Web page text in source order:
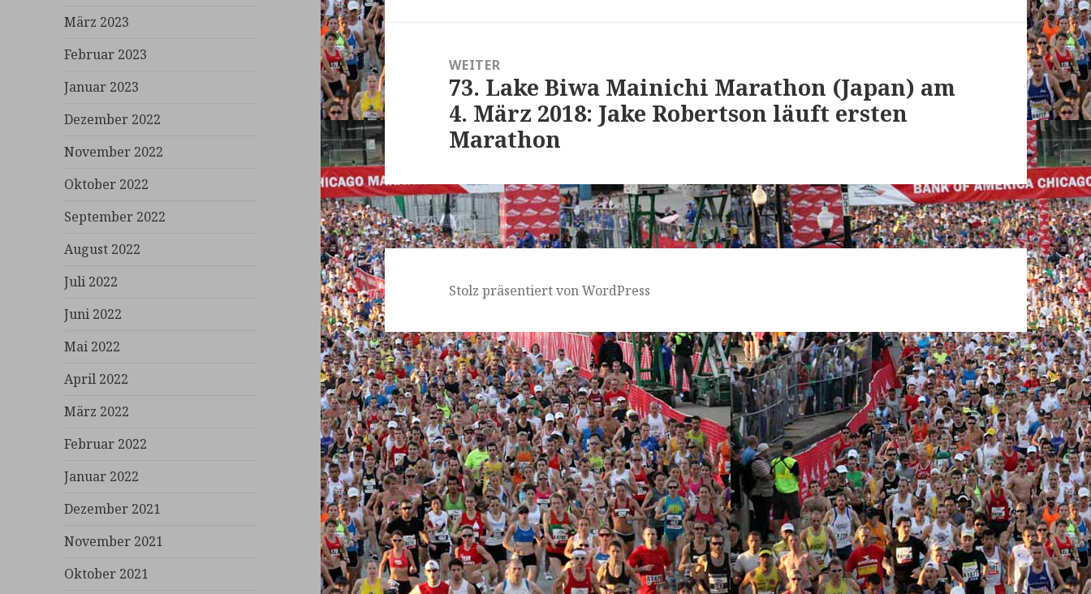
März 2023
Februar 2023
Januar 2023
Dezember 2022
November 2022
Oktober 2022
September 2022
August 2022
Juli 2022
Juni 2022
Mai 2022
April 2022
März 2022
Februar 2022
Januar 2022
Dezember 2021
November 2021
Oktober 2021
WEITER
Nächster
Beitrag:
73. Lake Biwa Mainichi Marathon (Japan) am
4. März 2018: Jake Robertson läuft ersten
Marathon
Stolz präsentiert von WordPress